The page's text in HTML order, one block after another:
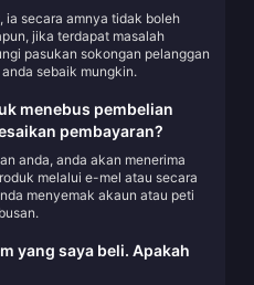
ia secara amnya tidak boleh
jika terdapat masalah
pasukan sokongan pelanggan
sebaik mungkin.
menebus pembelian
pembayaran?
anda, anda akan menerima
melalui e-mel atau secara
menyemak akaun atau peti
yang saya beli. Apakah